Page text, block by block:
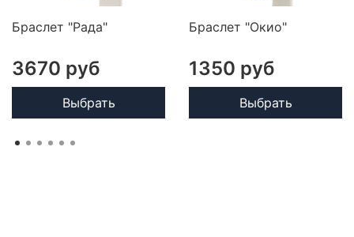
Браслет "Рада"
3670 руб
Выбрать
Браслет "Окио"
1350 руб
Выбрать